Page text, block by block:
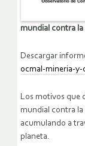
mundial contra
Descargar
ocmal-mineria-y-
Los motivos que
mundial contra la
acumulando a
planeta.